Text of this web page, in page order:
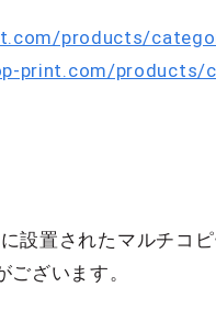
products/
print.com/products/
設置されたマルチコ
ざいます。